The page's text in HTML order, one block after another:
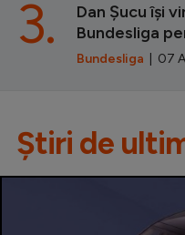
Dan Șucu își
Bundesliga
Bundesliga | 07
3.
Știri de